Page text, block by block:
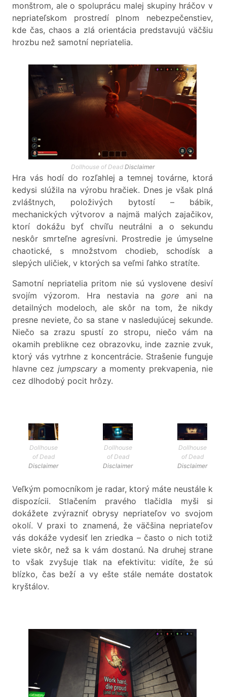
monštrom, ale o spoluprácu malej skupiny hráčov v
nepriateľskom prostredí plnom nebezpečenstiev,
kde čas, chaos a zlá orientácia predstavujú väčšiu
hrozbu než samotní nepriatelia.
Dollhouse of Dead Disclaimer
Hra vás hodí do rozľahlej a temnej továrne, ktorá
kedysi slúžila na výrobu hračiek. Dnes je však plná
zvláštnych, položivých bytostí – bábik,
mechanických výtvorov a najmä malých zajačikov,
ktorí dokážu byť chvíľu neutrálni a o sekundu
neskôr smrteľne agresívni. Prostredie je úmyselne
chaotické, s množstvom chodieb, schodísk a
slepých uličiek, v ktorých sa veľmi ľahko stratíte.
Samotní nepriatelia pritom nie sú vyslovene desiví
svojím výzorom. Hra nestavia nagore ani na
detailných modeloch, ale skôr na tom, že nikdy
presne neviete, čo sa stane v nasledujúcej sekunde.
Niečo sa zrazu spustí zo stropu, niečo vám na
okamih preblikne cez obrazovku, inde zaznie zvuk,
ktorý vás vytrhne z koncentrácie. Strašenie funguje
hlavne cezjumpscary a momenty prekvapenia, nie
cez dlhodobý pocit hrôzy.
Dollhouse
of Dead
Disclaimer
Dollhouse
of Dead
Disclaimer
Dollhouse
of Dead
Disclaimer
Veľkým pomocníkom je radar, ktorý máte neustále k
dispozícii. Stlačením pravého tlačidla myši si
dokážete zvýrazniť obrysy nepriateľov vo svojom
okolí. V praxi to znamená, že väčšina nepriateľov
vás dokáže vydesiť len zriedka – často o nich totiž
viete skôr, než sa k vám dostanú. Na druhej strane
to však zvyšuje tlak na efektivitu: vidíte, že sú
blízko, čas beží a vy ešte stále nemáte dostatok
kryštálov.